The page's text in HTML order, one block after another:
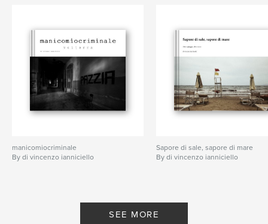
manicomiocriminale
By di vincenzo ianniciello
Sapore di sale, sapore di mare
By di vincenzo ianniciello
SEE MORE